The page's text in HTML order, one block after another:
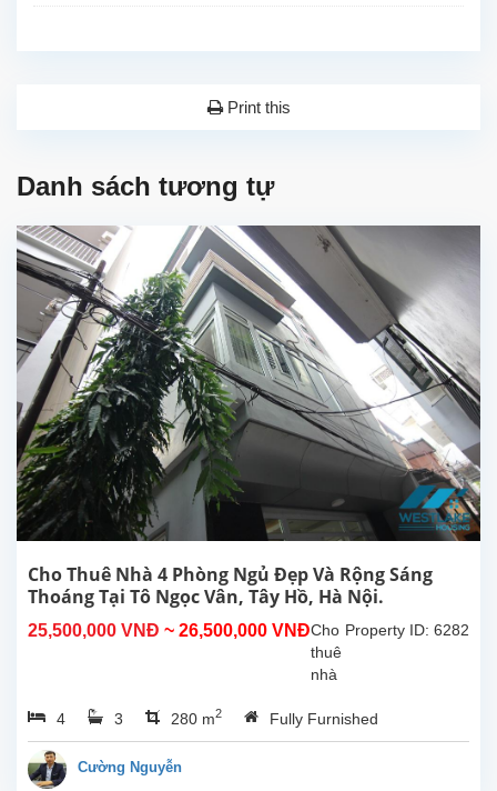
Print this
Danh sách tương tự
Cho Thuê Nhà 4 Phòng Ngủ Đẹp Và Rộng Sáng
Thoáng Tại Tô Ngọc Vân, Tây Hồ, Hà Nội.
25,500,000 VNĐ ~ 26,500,000 VNĐ Property ID: 6282
Cho
thuê
nhà
phòng
ngủ
4 3 280 m2 Fully Furnished
Cường Nguyễn